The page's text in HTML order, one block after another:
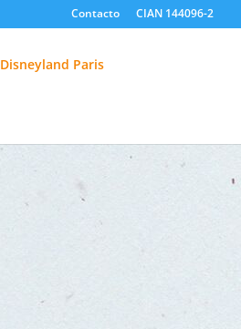
Contacto CIAN 144096-2
Disneyland Paris